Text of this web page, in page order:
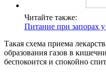
Читайте также:
Питание при запорах у
Такая схема приема
образования газов в
беспокоится и спокойно